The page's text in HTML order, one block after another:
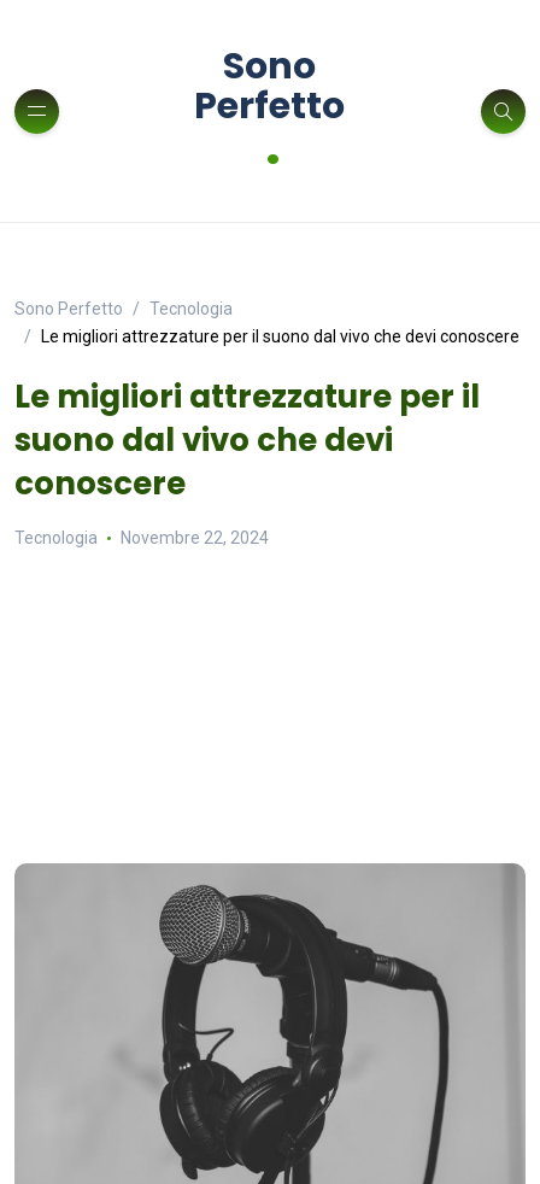
Sono
Perfetto
.
Sono Perfetto
Tecnologia
Le migliori attrezzature per il suono dal vivo che devi conoscere
Le migliori attrezzature per il
suono dal vivo che devi
conoscere
Tecnologia Novembre 22, 2024